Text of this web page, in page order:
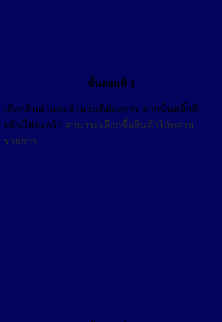
ขั้นตอนที่ 1
เลือกสินค้าและจำนวนที่ต้องการ จากนั้นคลิ๊กที่
หยิบใส่ตะกร้า สามารถเลือกซื้อสินค้าได้หลาย
รายการ